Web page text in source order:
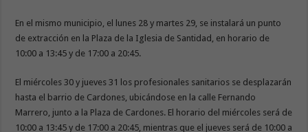
En el mismo municipio, el lunes 28 y martes 29, se instalará un punto
de extracción en la Plaza de la Iglesia de Santidad, en horario de
10:00 a 13:45 y de 17:00 a 20:45.
El miércoles 30 y jueves 31 los profesionales sanitarios se desplazarán
hasta el barrio de Cardones, ubicándose en la calle Fernando
Marrero, junto a la Plaza de Cardones. El horario del miércoles será de
10:00 a 13:45 y de 17:00 a 20:45, mientras que el jueves será de 10:00 a